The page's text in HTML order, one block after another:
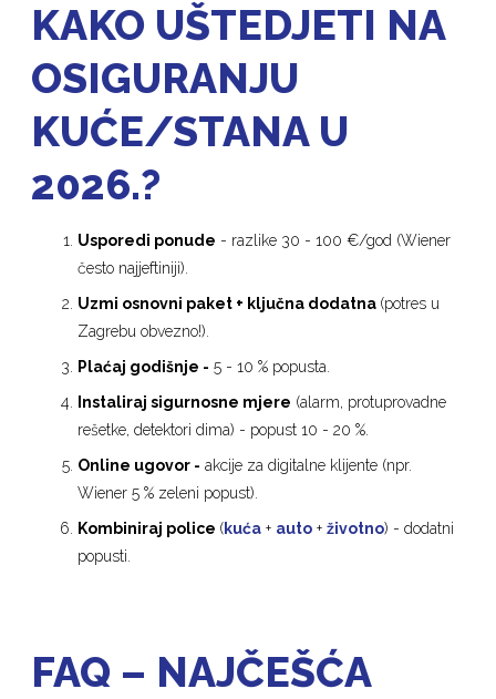
KAKO UŠTEDJETI NA
OSIGURANJU
KUĆE/STANA U
2026.?
Usporedi ponude - razlike 30 - 100 €/god (Wiener
često najjeftiniji).
Uzmi osnovni paket + ključna dodatna (potres u
Zagrebu obvezno!).
Plaćaj godišnje - 5 - 10 % popusta.
Instaliraj sigurnosne mjere (alarm, protuprovadne
rešetke, detektori dima) - popust 10 - 20 %.
Online ugovor - akcije za digitalne klijente (npr.
Wiener 5 % zeleni popust).
Kombiniraj police (kuća + auto +životno) - dodatni
popusti.
FAQ – NAJČEŠĆA